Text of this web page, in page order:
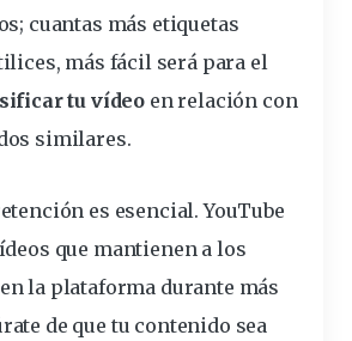
cuantas más etiquetas
más fácil será para el
tu vídeo en relación con
similares.
es esencial. YouTube
que mantienen a los
en la plataforma durante más
de que tu contenido sea